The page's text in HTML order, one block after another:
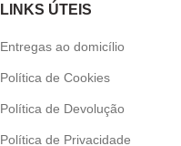
LINKS ÚTEIS
Entregas ao domicílio
Política de Cookies
Política de Devolução
Política de Privacidade